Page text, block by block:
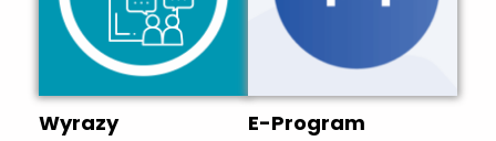
promocyjnej cenie 579
zł zamiast 1798 zł – to
prawie 70% taniej! Co
zyskujesz dzięki
LEPoLEK? ...
l.com Zapraszamy do
lektury! --> Wersja PDF
Wyrazy
E-Program